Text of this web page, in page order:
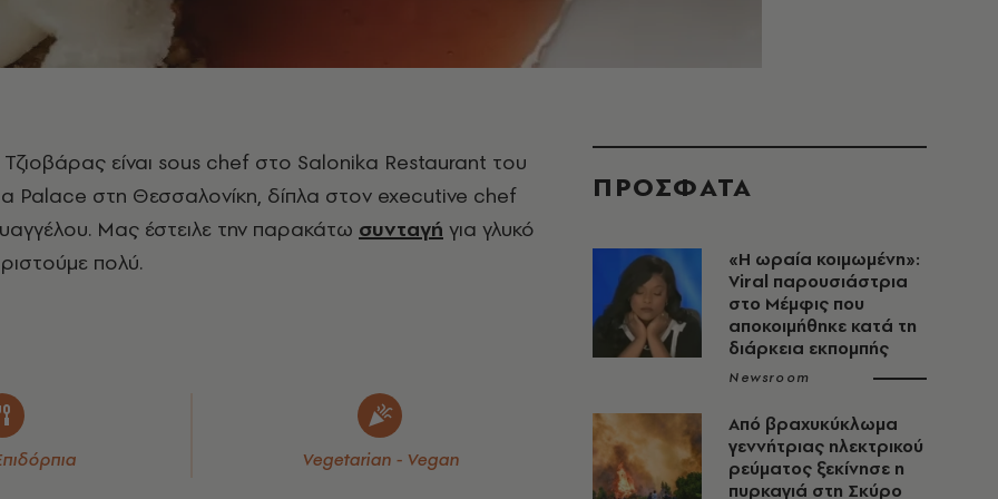
είναι sous chef στο Salonika Restaurant του
Palace στη Θεσσαλονίκη, δίπλα στον executive chef
Μας έστειλε την παρακάτω συνταγή για γλυκό
πολύ.
Vegetarian - Vegan
ΠΡΟΣΦΑΤΑ
«H ωραία κοιμωμένη»:
Viral παρουσιάστρια
στο Μέμφις που
αποκοιμήθηκε κατά τη
διάρκεια εκπομπής
Newsroom
Από βραχυκύκλωμα
γεννήτριας ηλεκτρικού
ρεύματος ξεκίνησε η
πυρκαγιά στη Σκύρο